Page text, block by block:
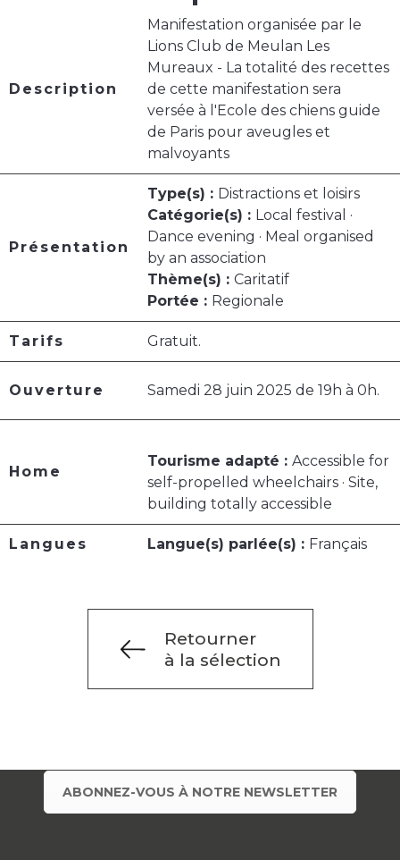
Description
Manifestation organisée par le
Lions Club de Meulan Les
Mureaux - La totalité des recettes
de cette manifestation sera
versée à l'Ecole des chiens guide
de Paris pour aveugles et
malvoyants
Présentation
Type(s) : Distractions et loisirs
Catégorie(s) : Local festival ·
Dance evening · Meal organised
by an association
Thème(s) : Caritatif
Portée : Regionale
Tarifs Gratuit.
Ouverture Samedi 28 juin 2025 de 19h à 0h.
Home
Tourisme adapté : Accessible for
self-propelled wheelchairs · Site,
building totally accessible
Langues Langue(s) parlée(s) : Français
Retourner
à la sélection
ABONNEZ-VOUS À NOTRE NEWSLETTER